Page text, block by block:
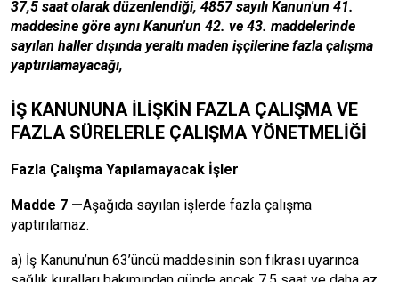
37,5 saat olarak düzenlendiği, 4857 sayılı Kanun'un 41.
maddesine göre aynı Kanun'un 42. ve 43. maddelerinde
sayılan haller dışında yeraltı maden işçilerine fazla çalışma
yaptırılamayacağı,
İŞ KANUNUNA İLİŞKİN FAZLA ÇALIŞMA VE
FAZLA SÜRELERLE ÇALIŞMA YÖNETMELİĞİ
Fazla Çalışma Yapılamayacak İşler
Madde 7 —Aşağıda sayılan işlerde fazla çalışma
yaptırılamaz.
a) İş Kanunu’nun 63’üncü maddesinin son fıkrası uyarınca